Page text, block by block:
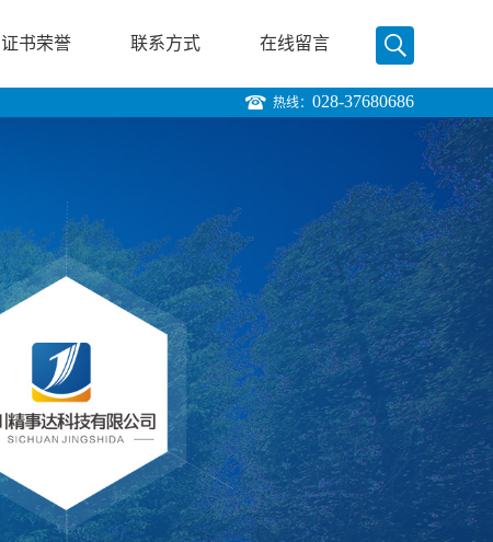
证书荣誉 联系方式 在线留言
热线： 028-37680686